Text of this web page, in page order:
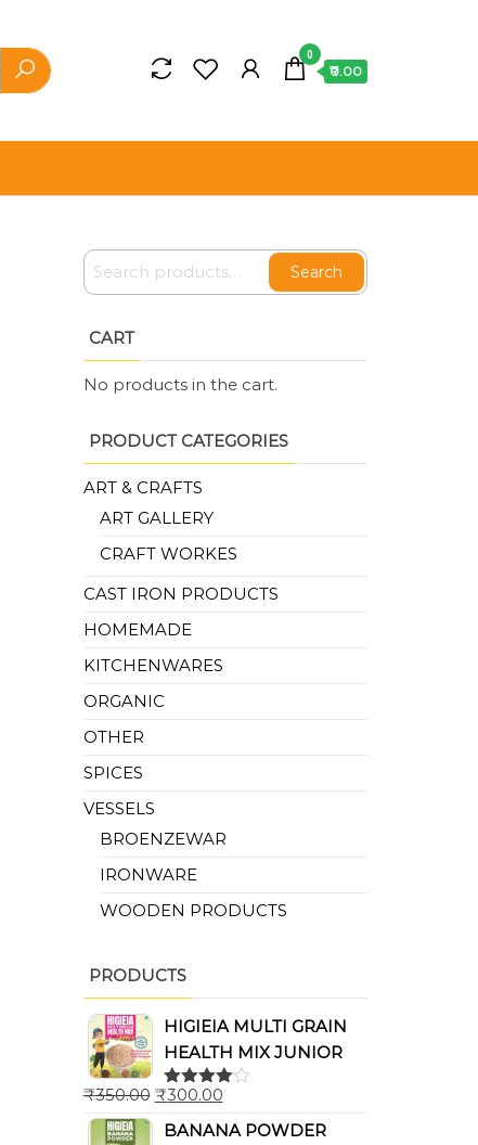
0
₹0.00
Search
CART
No products in the cart.
PRODUCT CATEGORIES
ART & CRAFTS
ART GALLERY
CRAFT WORKES
CAST IRON PRODUCTS
HOMEMADE
KITCHENWARES
ORGANIC
OTHER
SPICES
VESSELS
BROENZEWAR
IRONWARE
WOODEN PRODUCTS
PRODUCTS
HIGIEIA MULTI GRAIN
HEALTH MIX JUNIOR
Rated
of 5
₹350.00 ₹300.00
BANANA POWDER